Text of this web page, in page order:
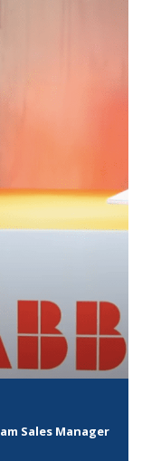
Sales Manager